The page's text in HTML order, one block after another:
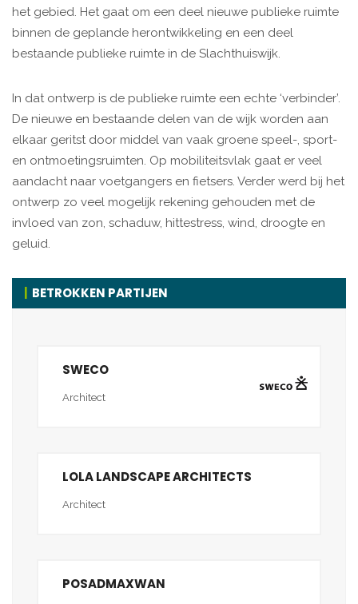
het gebied. Het gaat om een deel nieuwe publieke ruimte
binnen de geplande herontwikkeling en een deel
bestaande publieke ruimte in de Slachthuiswijk.
In dat ontwerp is de publieke ruimte een echte ‘verbinder’.
De nieuwe en bestaande delen van de wijk worden aan
elkaar geritst door middel van vaak groene speel-, sport-
en ontmoetingsruimten. Op mobiliteitsvlak gaat er veel
aandacht naar voetgangers en fietsers. Verder werd bij het
ontwerp zo veel mogelijk rekening gehouden met de
invloed van zon, schaduw, hittestress, wind, droogte en
geluid.
BETROKKEN PARTIJEN
SWECO
Architect
LOLA LANDSCAPE ARCHITECTS
Architect
POSADMAXWAN